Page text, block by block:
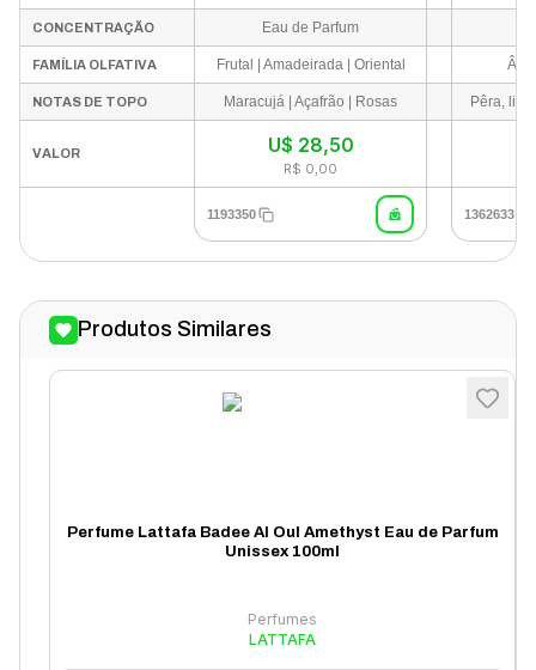
CONCENTRAÇÃO Eau de Parfum
FAMÍLIA OLFATIVA Frutal | Amadeirada | Oriental
NOTAS DE TOPO Maracujá | Açafrão | Rosas
VALOR U$ 28,50
R$ 0,00
1193350 1362633
Produtos Similares
Perfume Lattafa Badee Al Oul Amethyst Eau de Parfum
Unissex 100ml
Perfumes
LATTAFA